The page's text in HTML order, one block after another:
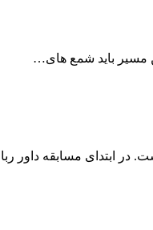
مسیر باید شمع های…